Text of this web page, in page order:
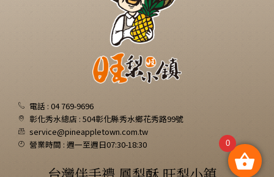
電話 : 04 769-9696
彰化秀水總店 : 504彰化縣秀水鄉花秀路99號
service@pineappletown.com.tw
營業時間 : 週一至週日07:30-18:30
0